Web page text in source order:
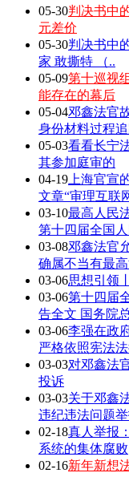
05-30判决书中
元差价
05-30判决书中
家 敢撕特 （..
05-09第十巡视
能存在的幕后
05-04邓鑫法官
身份材料过程
05-03看看长宁
其参加庭审的
04-19 上海官
文章“审理互联
03-10最高人民
第十四届全国
03-08邓鑫法官
确属不当有最
03-06思想引领
03-06第十四届
告全文 国务院
03-06李强在政
严格依照宪法
03-03对邓鑫法
投诉
03-03关于邓鑫
违纪违法问题
02-18真人举报
系统的集体腐败
02-16新年新想